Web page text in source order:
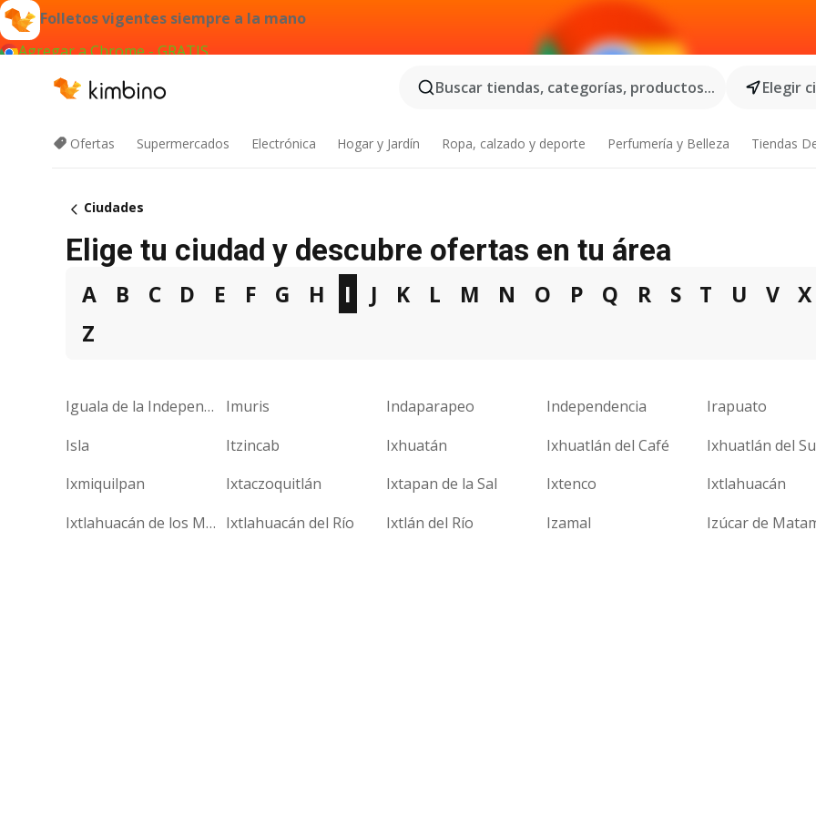
Folletos vigentes siempre a la mano
Agregar a Chrome - GRATIS
Buscar tiendas, categorías, productos...
Elegir
Ofertas Supermercados Electrónica Hogar y Jardín Ropa, calzado y deporte Perfumería y Belleza Tiendas
Ciudades
Elige tu ciudad y descubre ofertas en tu área
A B C D E F G H I J K L M N O P Q R S T U V X
Z
Iguala de la Independencia Imuris Indaparapeo Independencia
Irapuato
Isla
Itzincab Ixhuatán Ixhuatlán del Café
Ixhuatlán del
Ixmiquilpan
Ixtaczoquitlán Ixtapan de la Sal Ixtenco
Ixtlahuacán
Ixtlahuacán de los Membrillos Ixtlahuacán del Río Ixtlán del Río Izamal Izúcar de